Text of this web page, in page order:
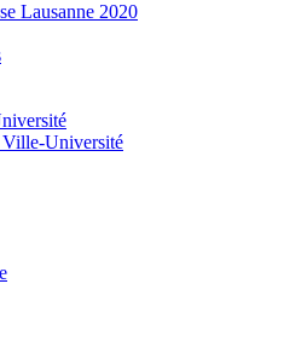
Lausanne 2020
Université